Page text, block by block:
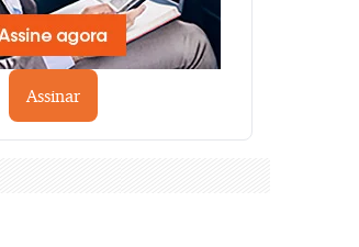
Assinar